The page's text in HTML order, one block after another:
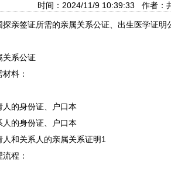
时间：2024/11/9 10:39:33 作者：
探亲签证所需的亲属关系公证、出生医学证明
关系公证
材料‌：
人的身份证、户口本
人的身份证、户口本
人和关系人的亲属关系证明‌1
流程‌：